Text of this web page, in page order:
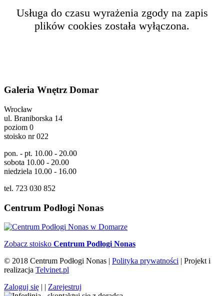
Galeria Wnętrz Domar
Wrocław
ul. Braniborska 14
poziom 0
stoisko nr 022
pon. - pt. 10.00 - 20.00
sobota 10.00 - 20.00
niedziela 10.00 - 16.00
tel. 723 030 852
Centrum Podłogi Nonas
Zobacz stoisko Centrum Podłogi Nonas
© 2018 Centrum Podłogi Nonas | Polityka prywatności | Projekt i
realizacja Telvinet.pl
Zaloguj się | | Zarejestruj